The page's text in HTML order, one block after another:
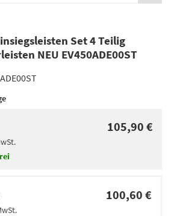
Set 4 Teilig
NEU EV450ADE00ST
105,90 €
100,60 €